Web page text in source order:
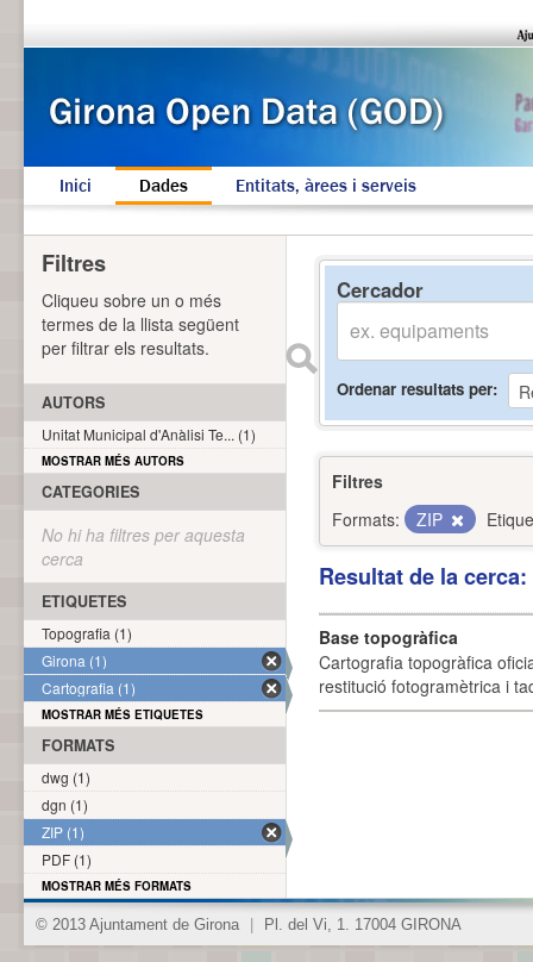
Inici Dades Entitats, àrees i serveis
Cercador
Ordenar resultats per
Filtres
Formats:
ZIP
Resultat de la
Base topogràfica
Cartografia topogràfica
restitució fotogramètrica i
Filtres
Cliqueu sobre un o més
termes de la llista següent
per filtrar els resultats.
AUTORS
Unitat Municipal d'Anàlisi Te... (1)
MOSTRAR MÉS AUTORS
CATEGORIES
No hi ha filtres per aquesta
cerca
ETIQUETES
Topografia (1)
Girona (1)
Cartografia (1)
MOSTRAR MÉS ETIQUETES
FORMATS
dwg (1)
dgn (1)
ZIP (1)
PDF (1)
MOSTRAR MÉS FORMATS
© 2013 Ajuntament de Girona Pl. del Vi, 1. 17004 GIRONA